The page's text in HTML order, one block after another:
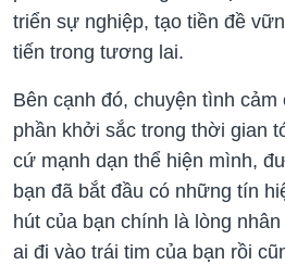
triển sự nghiệp, tạo tiền đề
tiến trong tương lai.
Bên cạnh đó, chuyện tình cảm
phần khởi sắc trong thời gian
cứ mạnh dạn thể hiện mình,
bạn đã bắt đầu có những tín
hút của bạn chính là lòng
ai đi vào trái tim của bạn rồi